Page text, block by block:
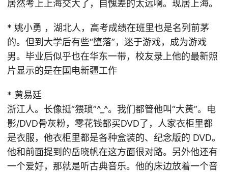
居然考上上海交大了，自愧差的太远啊。现居上海。
* 姚小勇 ，湖北人，高考成绩在班里也是名列前茅
的。但到大学后有些“堕落”，迷于游戏，成为游戏
男。毕业后似乎也在华东一带，校友录上他的最新照
片显示的是在国电新疆工作
* 黄易廷
浙江人。长像挺“猥琐”^_^。我们都管他叫“大黄”。电
影/DVD骨灰粉，零花钱都买DVD了，人家衣柜里都
是衣服，他衣柜里都是各种盒装的、纪念版的 DVD。
他和前面提到的岳晓帆在这方面很对路。另外他还有
一个爱好，那就是听古典音乐。他的床边放着一个音